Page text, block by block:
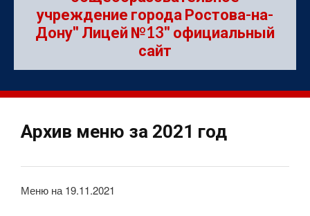
учреждение города Ростова-на-
Дону" Лицей №13" официальный
сайт
Архив меню за 2021 год
Меню на 19.11.2021